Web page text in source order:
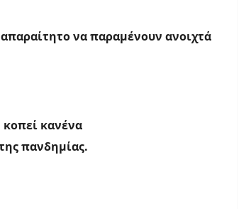
να παραμένουν ανοιχτά
κανένα
πανδημίας.